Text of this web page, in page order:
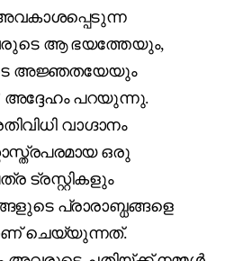
ആ ഭയത്തേയും,
അജ്ഞതയേയും
പറയുന്നു.
വാഗ്ദാനം
ഒരു
ട്രസ്റ്റികളും
പ്രാരാബ്ധങ്ങളെ
ചെയ്യുന്നത്.